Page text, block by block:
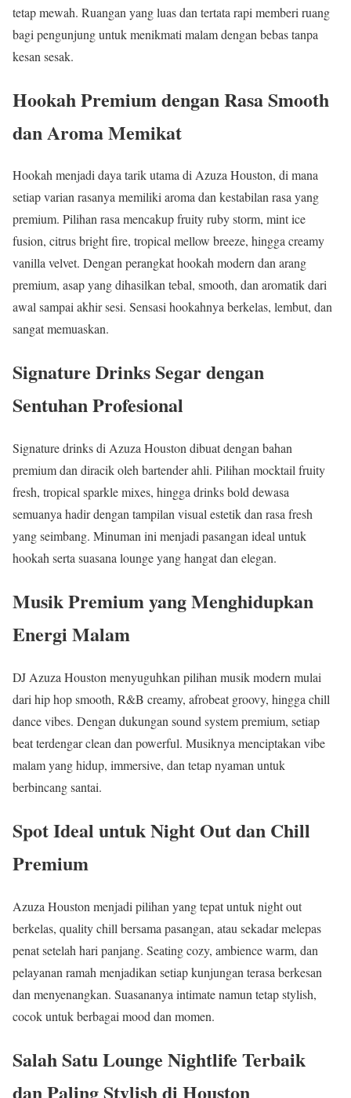
tetap mewah. Ruangan yang luas dan tertata rapi memberi ruang
bagi pengunjung untuk menikmati malam dengan bebas tanpa
kesan sesak.
Hookah Premium dengan Rasa Smooth
dan Aroma Memikat
Hookah menjadi daya tarik utama di Azuza Houston, di mana
setiap varian rasanya memiliki aroma dan kestabilan rasa yang
premium. Pilihan rasa mencakup fruity ruby storm, mint ice
fusion, citrus bright fire, tropical mellow breeze, hingga creamy
vanilla velvet. Dengan perangkat hookah modern dan arang
premium, asap yang dihasilkan tebal, smooth, dan aromatik dari
awal sampai akhir sesi. Sensasi hookahnya berkelas, lembut, dan
sangat memuaskan.
Signature Drinks Segar dengan
Sentuhan Profesional
Signature drinks di Azuza Houston dibuat dengan bahan
premium dan diracik oleh bartender ahli. Pilihan mocktail fruity
fresh, tropical sparkle mixes, hingga drinks bold dewasa
semuanya hadir dengan tampilan visual estetik dan rasa fresh
yang seimbang. Minuman ini menjadi pasangan ideal untuk
hookah serta suasana lounge yang hangat dan elegan.
Musik Premium yang Menghidupkan
Energi Malam
DJ Azuza Houston menyuguhkan pilihan musik modern mulai
dari hip hop smooth, R&B creamy, afrobeat groovy, hingga chill
dance vibes. Dengan dukungan sound system premium, setiap
beat terdengar clean dan powerful. Musiknya menciptakan vibe
malam yang hidup, immersive, dan tetap nyaman untuk
berbincang santai.
Spot Ideal untuk Night Out dan Chill
Premium
Azuza Houston menjadi pilihan yang tepat untuk night out
berkelas, quality chill bersama pasangan, atau sekadar melepas
penat setelah hari panjang. Seating cozy, ambience warm, dan
pelayanan ramah menjadikan setiap kunjungan terasa berkesan
dan menyenangkan. Suasananya intimate namun tetap stylish,
cocok untuk berbagai mood dan momen.
Salah Satu Lounge Nightlife Terbaik
dan Paling Stylish di Houston